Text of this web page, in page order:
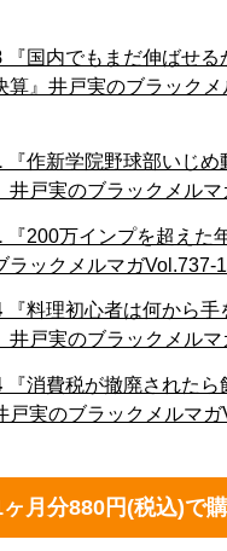
『国内でもまだ伸ばせ
算』井戸実のブラック
『作新学院野球部いじめ
井戸実のブラックメルマ
『200万インプを超えた
ラックメルマガVol.737-
『料理初心者は何から
井戸実のブラックメルマ
『消費税が撤廃された
戸実のブラックメルマガ
ヶ月分880円(税込)で